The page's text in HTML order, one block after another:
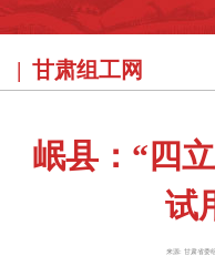
甘肃组工网
岷县：“四
试
来源: 甘肃省委